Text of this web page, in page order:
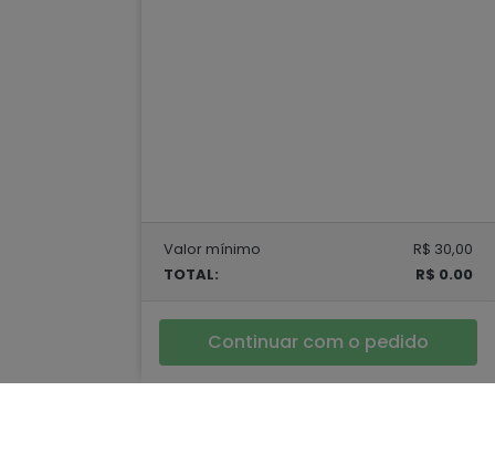
Valor mínimo
R$ 30,00
TOTAL:
R$ 0.00
Continuar com o pedido